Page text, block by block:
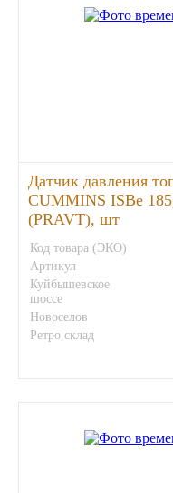
РОСНЕФТЬ
Автозапчасти
ЗИЛ
ВАЗ
Датчик давления
CUMMINS ISBe
(PRAVT), шт
Код товара (ЭКО)
Артикул
Куйбышевское
шоссе
Новоселов
Ретро склад